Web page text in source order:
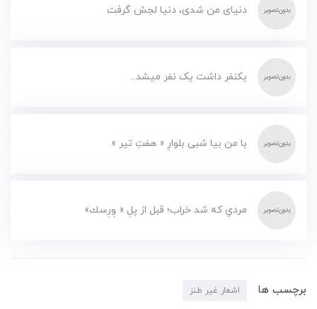
دنیای من شدی، دنیا لجش گرفت
یکنفر داشت یک نفر میشد...
با من بیا شبی بلوارِ « هفتِ تیر »
مردي كه شد خراب؛ قبل از پلِ « وِرِسك»
برچسب ها اشعار غیر طنز